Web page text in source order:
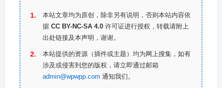
本站文章均为原创，除非另有说明，否则本站内容依
据 CC BY-NC-SA 4.0 许可证进行授权，转载请附上
出处链接及本声明，谢谢。
本站提供的资源（插件或主题）均为网上搜集，如有
涉及或侵害到您的版权，请立即通过邮箱
admin@wpwpp.com 通知我们。